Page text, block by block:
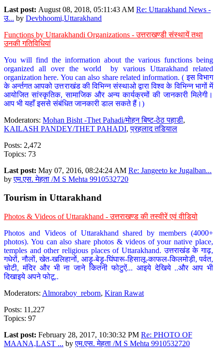
Last post: August 08, 2018, 05:11:43 AM Re: Uttarakhand News -
उ... by Devbhoomi,Uttarakhand
Functions by Uttarakhandi Organizations - उत्तराखण्डी संस्थायें तथा
उनकी गतिविधियां
You will find the information about the various functions being
organized all over the world by various Uttarakhand related
organization here. You can also share related information. ( इस विभाग
के अर्न्तगत आपको उत्तराखंड की विभिन्न संस्थाओ द्वारा विश्व के विभिन्न भागों में
आयोजित सांस्कृतिक, सामाजिक और अन्य कार्यक्रमों की जानकारी मिलेगी।
आप भी यहाँ इससे संबंधित जानकारी डाल सकते हैं।)
Moderators: Mohan Bisht -Thet Pahadi/मोहन बिष्ट-ठेठ पहाडी,
KAILASH PANDEY/THET PAHADI,प्रहलाद तडियाल
Posts: 2,472
Topics: 73
Last post: May 07, 2016, 08:24:24 AM Re: Jangeeto ke Jugalban...
byएम.एस. मेहता /M S Mehta 9910532720
Tourism in Uttarakhand
Photos & Videos of Uttarakhand - उत्तराखण्ड की तस्वीरें एवं वीडियो
Photos and Videos of Uttarakhand shared by members (4000+
photos). You can also share photos & videos of your native place,
temples and other religious places of Uttarakhand. उत्तराखंड के गाढ़,
गधेरों, नौलों, खेत-खलिहानों, आड़ू-बेड़ू-घिंघारू-हिसालू-काफल-किलमोड़ी, पर्वत,
चोटी, मंदिर और भी ना जाने कितनी फोटुऐं... आइये देखिये ..और आप भी
दिखाइये अपने फोटू..
Moderators: Almoraboy_reborn, Kiran Rawat
Posts: 11,227
Topics: 97
Last post: February 28, 2017, 10:30:32 PM Re: PHOTO OF
MAANA,LAST ... byएम.एस. मेहता /M S Mehta 9910532720